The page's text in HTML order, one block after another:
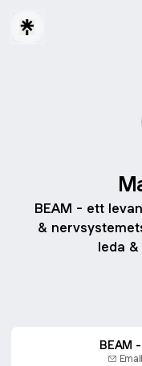
BEAM - ett
&
leda
BEAM
Email